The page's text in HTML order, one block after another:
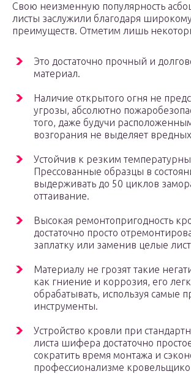
Свою неизменную популярность
листы заслужили благодаря
преимуществ. Отметим лишь
Это достаточно прочный и
материал.
Наличие открытого огня не
угрозы, абсолютно
того, даже будучи
возгорания не выделяет
Устойчив к резким
Прессованные образцы в
выдерживать до 50 циклов
оттаивание.
Высокая ремонтопригодность
достаточно просто
заплатку или заменив целые
Материалу не грозят такие
как гниение и коррозия, его
обрабатывать, используя самые
инструменты.
Устройство кровли при
листа шифера достаточно
сократить время монтажа и
профессионализме